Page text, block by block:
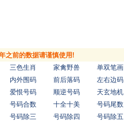
之前的数据请谨慎使用!
三色生肖 家禽野兽 单双笔画
内外围码 前后落码 左右边码
爱恨号码 顺逆号码 天玄地机
号码合数 十全十美 号码尾数
号码除三 号码除四 号码除五